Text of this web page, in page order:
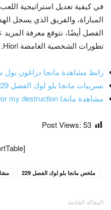
في كيفية تعديل استراتيجية
المباراة، والفريق الذي يسجل
تطورات الشخصية الغامضة Hiori.
رابط مشاهدة مانجا دراغون بول
تسريبات مانجا بلو لوك الفصل manga blue lock 229
مشاهدة مانجا to those who long for my destruction
Post Views: 53
[AlbaSportTable]
ملخص مانجا بلو لوك الفصل 229
المقالة القادمة